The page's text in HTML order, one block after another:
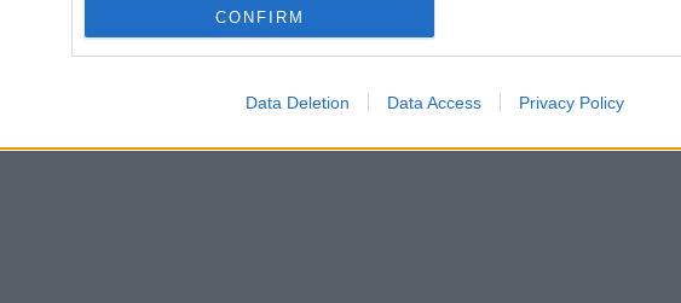
CONFIRM
Data Deletion Data Access Privacy Policy